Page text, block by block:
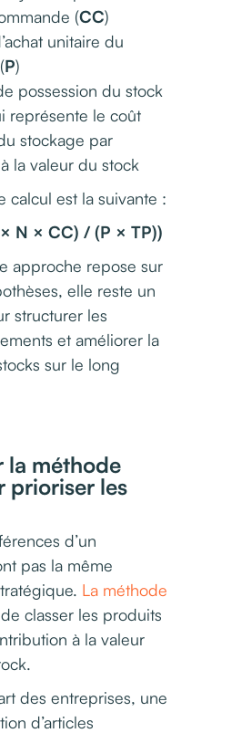
(CC)
unitaire du
P)
possession du stock
représente le coût
stockage par
la valeur du stock
calcul est la suivante :
N × CC) / (P × TP))
approche repose sur
elle reste un
structurer les
et améliorer la
sur le long
la méthode
prioriser les
d’un
pas la même
La méthode
classer les produits
à la valeur
des entreprises, une
d’articles